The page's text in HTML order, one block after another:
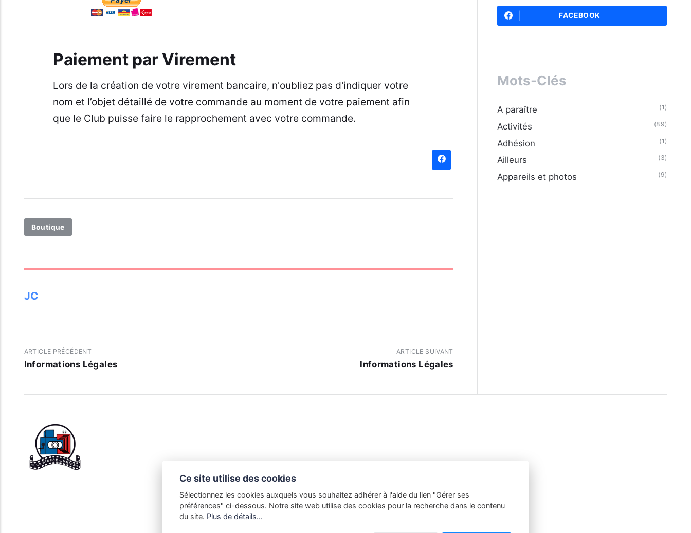
Paiement par Virement
Lors de la création de votre virement bancaire, n'oubliez pas d'indiquer votre
nom et l’objet détaillé de votre commande au moment de votre paiement afin
que le Club puisse faire le rapprochement avec votre commande.
Boutique
JC
ARTICLE PRÉCÉDENT
Informations Légales
ARTICLE SUIVANT
Informations Légales
FACEBOOK
Mots-Clés
A paraître (1)
Activités (89)
Adhésion (1)
Ailleurs (3)
Appareils et photos (9)
Ce site utilise des cookies
Sélectionnez les cookies auxquels vous souhaitez adhérer à l'aide du lien "Gérer ses
préférences" ci-dessous. Notre site web utilise des cookies pour la recherche dans le contenu
du site. Plus de détails...